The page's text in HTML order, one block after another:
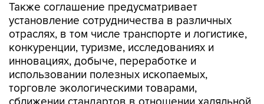
Также соглашение предусматривает
установление сотрудничества в различных
отраслях, в том числе транспорте и логистике,
конкуренции, туризме, исследованиях и
инновациях, добыче, переработке и
использовании полезных ископаемых,
торговле экологическими товарами,